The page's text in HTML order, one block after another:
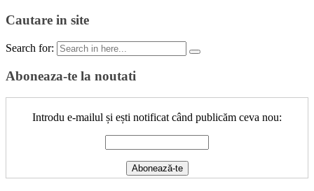
Cautare in site
Search for:
Aboneaza-te la noutati
Introdu e-mailul și ești notificat când publicăm ceva nou: